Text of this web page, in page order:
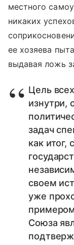
местного
никаких
ее хозяева
выдавая ложь
Цель
изнутри,
задач
как итог,
своем
уже
Союза